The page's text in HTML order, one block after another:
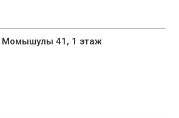
Момышулы 41, 1 этаж